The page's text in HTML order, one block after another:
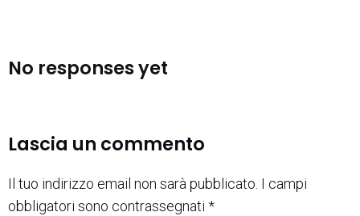
No responses yet
Lascia un commento
Il tuo indirizzo email non sarà pubblicato. I campi
obbligatori sono contrassegnati *